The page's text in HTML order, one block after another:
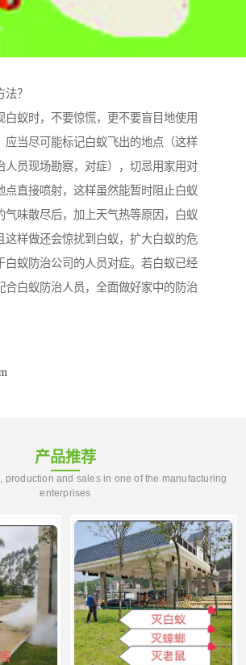
？
白蚁时，不要惊慌，更不要盲目地使用
应当尽可能标记白蚁飞出的地点（这样
人员现场勘察，对症），切忌用家用对
点直接喷射，这样虽然能暂时阻止白蚁
气味散尽后，加上天气热等原因，白蚁
这样做还会惊扰到白蚁，扩大白蚁的危
白蚁防治公司的人员对症。若白蚁已经
合白蚁防治人员，全面做好家中的防治
产品推荐
production and sales in one of the manufacturing
enterprises